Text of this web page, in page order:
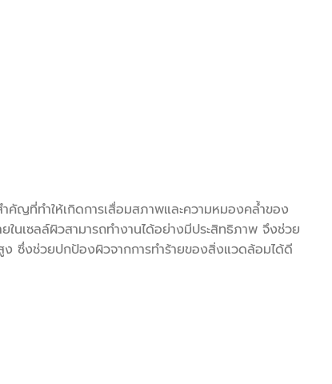
ญที่ทำให้เกิดการเสื่อมสภาพและความหมองคล้ำของ
เซลล์ผิวสามารถทำงานได้อย่างมีประสิทธิภาพ จึงช่วย
ซึ่งช่วยปกป้องผิวจากการทำร้ายของสิ่งแวดล้อมได้ดี